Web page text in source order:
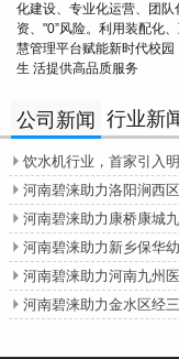
化建设、专业化运营、团
资、"0”风险。利用装配化
慧管理平台赋能新时代校
生 活提供高品质服务
公司新闻 行业新
 饮水机行业，首家引入
 河南碧涞助力洛阳涧西
 河南碧涞助力康桥康城
 河南碧涞助力新乡保华
 河南碧涞助力河南九州
 河南碧涞助力金水区经